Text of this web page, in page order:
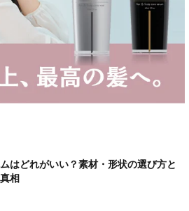
はどれがいい？素材・形状の選び方と
相